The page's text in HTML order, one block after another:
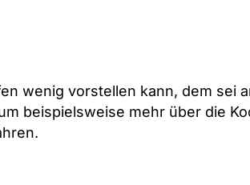
wenig vorstellen kann, dem sei
beispielsweise mehr über die